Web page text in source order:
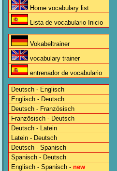
Home vocabulary list
Lista de vocabulario Inicio
Vokabeltrainer
vocabulary trainer
entrenador de vocabulario
Deutsch - Englisch
Englisch - Deutsch
Deutsch - Französisch
Französisch - Deutsch
Deutsch - Latein
Latein - Deutsch
Deutsch - Spanisch
Spanisch - Deutsch
Englisch - Spanisch - new